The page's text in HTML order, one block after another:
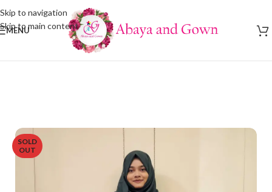
Skip to navigation
Skip to main content
MENU
SOLD
OUT